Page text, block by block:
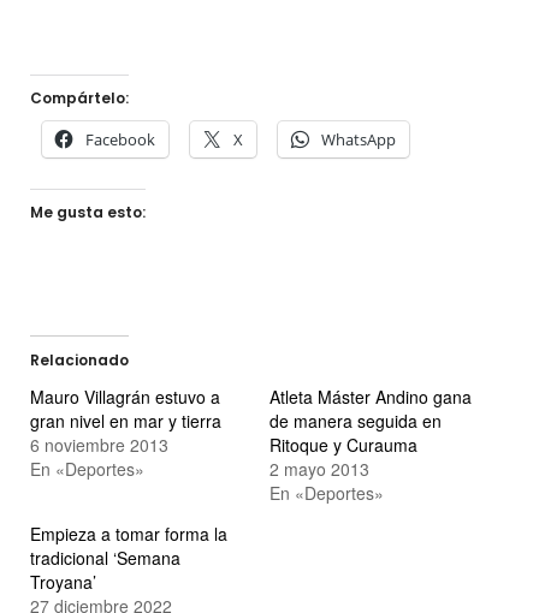
Compártelo:
Facebook X WhatsApp
Me gusta esto:
Relacionado
Mauro Villagrán estuvo a
gran nivel en mar y tierra
6 noviembre 2013
En «Deportes»
Atleta Máster Andino gana
de manera seguida en
Ritoque y Curauma
2 mayo 2013
En «Deportes»
Empieza a tomar forma la
tradicional ‘Semana
Troyana’
27 diciembre 2022